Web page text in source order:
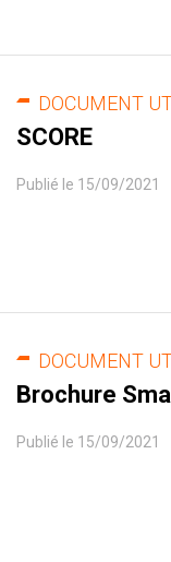
DOCUMENT
SCORE
Publié le 15/09/2021
DOCUMENT
Brochure
Publié le 15/09/2021